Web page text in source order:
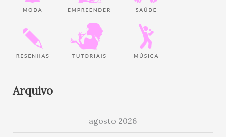
Arquivo
agosto 2026